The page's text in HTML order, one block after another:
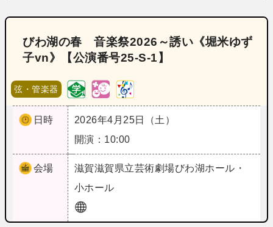
びわ湖の春 音楽祭2026～誘い《堀米ゆず
子vn》【公演番号25‐S‐1】
弦・管楽器
日時
2026年4月25日（土）
開演：10:00
会場 滋賀滋賀県立芸術劇場びわ湖ホール・
小ホール